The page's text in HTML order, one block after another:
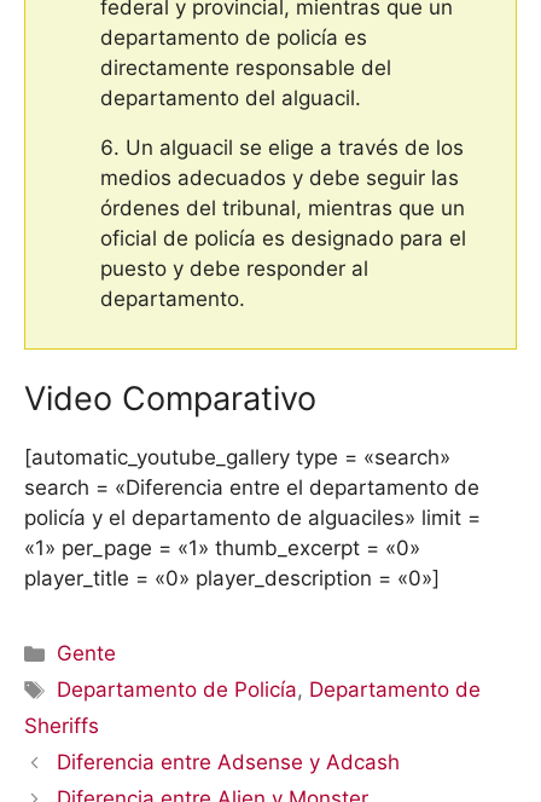
federal y provincial, mientras que un
departamento de policía es
directamente responsable del
departamento del alguacil.
Un alguacil se elige a través de los
medios adecuados y debe seguir las
órdenes del tribunal, mientras que un
oficial de policía es designado para el
puesto y debe responder al
departamento.
Video Comparativo
[automatic_youtube_gallery type = «search»
search = «Diferencia entre el departamento de
policía y el departamento de alguaciles» limit =
«1» per_page = «1» thumb_excerpt = «0»
player_title = «0» player_description = «0»]
Categorías
Gente
Etiquetas
Departamento de Policía, Departamento de
Sheriffs
Diferencia entre Adsense y Adcash